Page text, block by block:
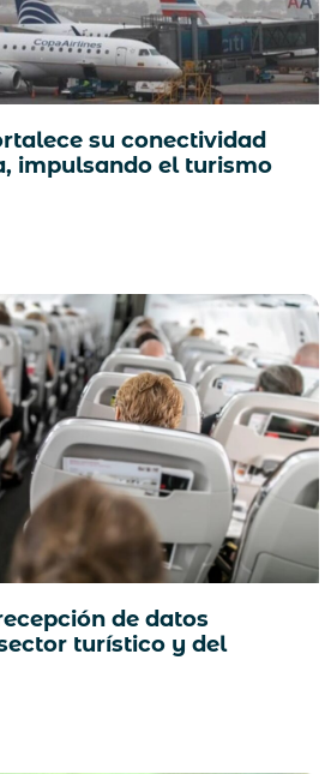
su conectividad
impulsando el turismo
de datos
turístico y del